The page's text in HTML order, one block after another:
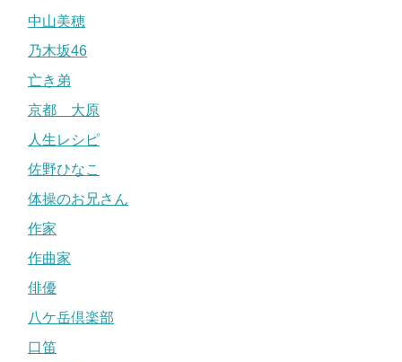
中山美穂
乃木坂46
亡き弟
京都 大原
人生レシピ
佐野ひなこ
体操のお兄さん
作家
作曲家
俳優
八ケ岳倶楽部
口笛